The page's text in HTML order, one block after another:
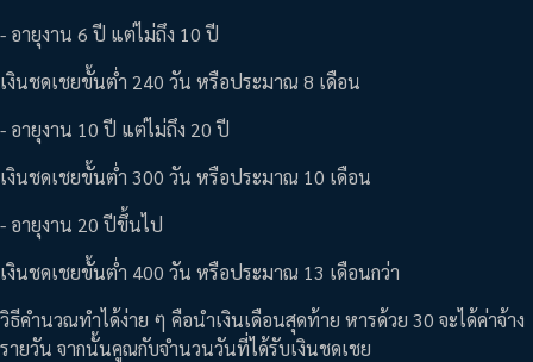
- อายุงาน 6 ปี แต่ไม่ถึง 10 ปี
เงินชดเชยขั้นต่ำ 240 วัน หรือประมาณ 8 เดือน
- อายุงาน 10 ปี แต่ไม่ถึง 20 ปี
เงินชดเชยขั้นต่ำ 300 วัน หรือประมาณ 10 เดือน
- อายุงาน 20 ปีขึ้นไป
เงินชดเชยขั้นต่ำ 400 วัน หรือประมาณ 13 เดือนกว่า
วิธีคำนวณทำได้ง่าย ๆ คือนำเงินเดือนสุดท้าย หารด้วย 30 จะได้ค่าจ้าง
รายวัน จากนั้นคูณกับจำนวนวันที่ได้รับเงินชดเชย